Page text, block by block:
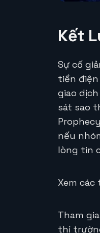
Kết
Sự cố
tiền
giao
sát sao
nếu
lòng tin
Xem
Tham
thị